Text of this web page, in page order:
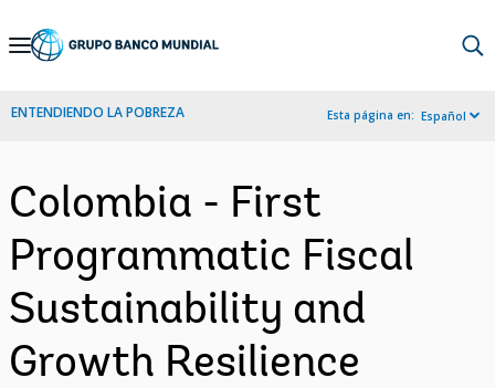
Skip
Navigation
ENTENDIENDO LA POBREZA Esta página en: Español
Colombia - First
Programmatic Fiscal
Sustainability and
Growth Resilience